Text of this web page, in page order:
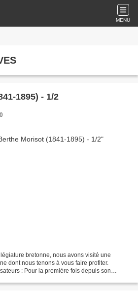
MENU
1895) - 1/2
bretonne, nous avons visité une
dont nous tenons à vous faire profiter.
: Pour la première fois depuis son